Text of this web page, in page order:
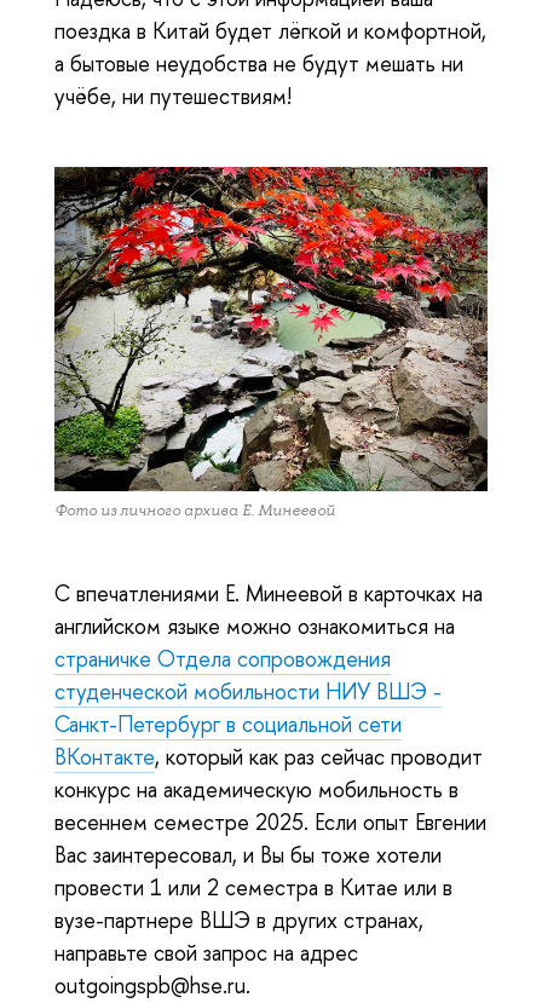
поездка в Китай будет лёгкой и комфортной,
а бытовые неудобства не будут мешать ни
учёбе, ни путешествиям!
Фото из личного архива Е. Минеевой
С впечатлениями Е. Минеевой в карточках на
английском языке можно ознакомиться на
страничке Отдела сопровождения
студенческой мобильности НИУ ВШЭ -
Санкт-Петербург в социальной сети
ВКонтакте, который как раз сейчас проводит
конкурс на академическую мобильность в
весеннем семестре 2025. Если опыт Евгении
Вас заинтересовал, и Вы бы тоже хотели
провести 1 или 2 семестра в Китае или в
вузе-партнере ВШЭ в других странах,
направьте свой запрос на адрес
outgoingspb@hse.ru.